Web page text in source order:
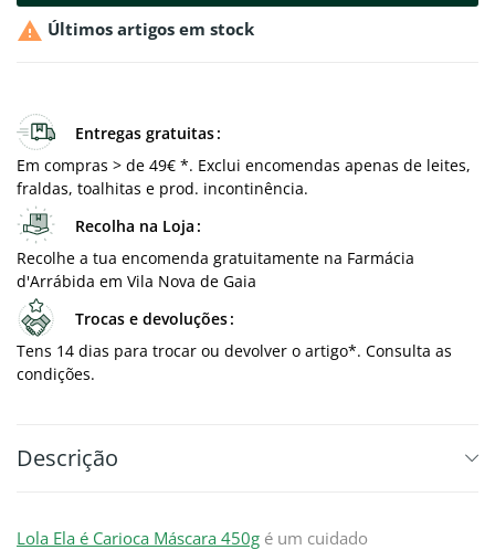
 Últimos artigos em stock
Entregas gratuitas
Em compras > de 49€ *. Exclui encomendas apenas de leites,
fraldas, toalhitas e prod. incontinência.
Recolha na Loja
Recolhe a tua encomenda gratuitamente na Farmácia
d'Arrábida em Vila Nova de Gaia
Trocas e devoluções
Tens 14 dias para trocar ou devolver o artigo*. Consulta as
condições.
Descrição
Lola Ela é Carioca Máscara 450g é um cuidado